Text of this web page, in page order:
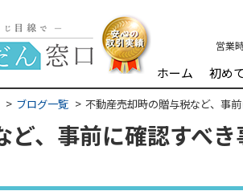
営業
ホーム 初め
ブログ一覧 不動産売却時の贈与税など、事
、事前に確認すべ